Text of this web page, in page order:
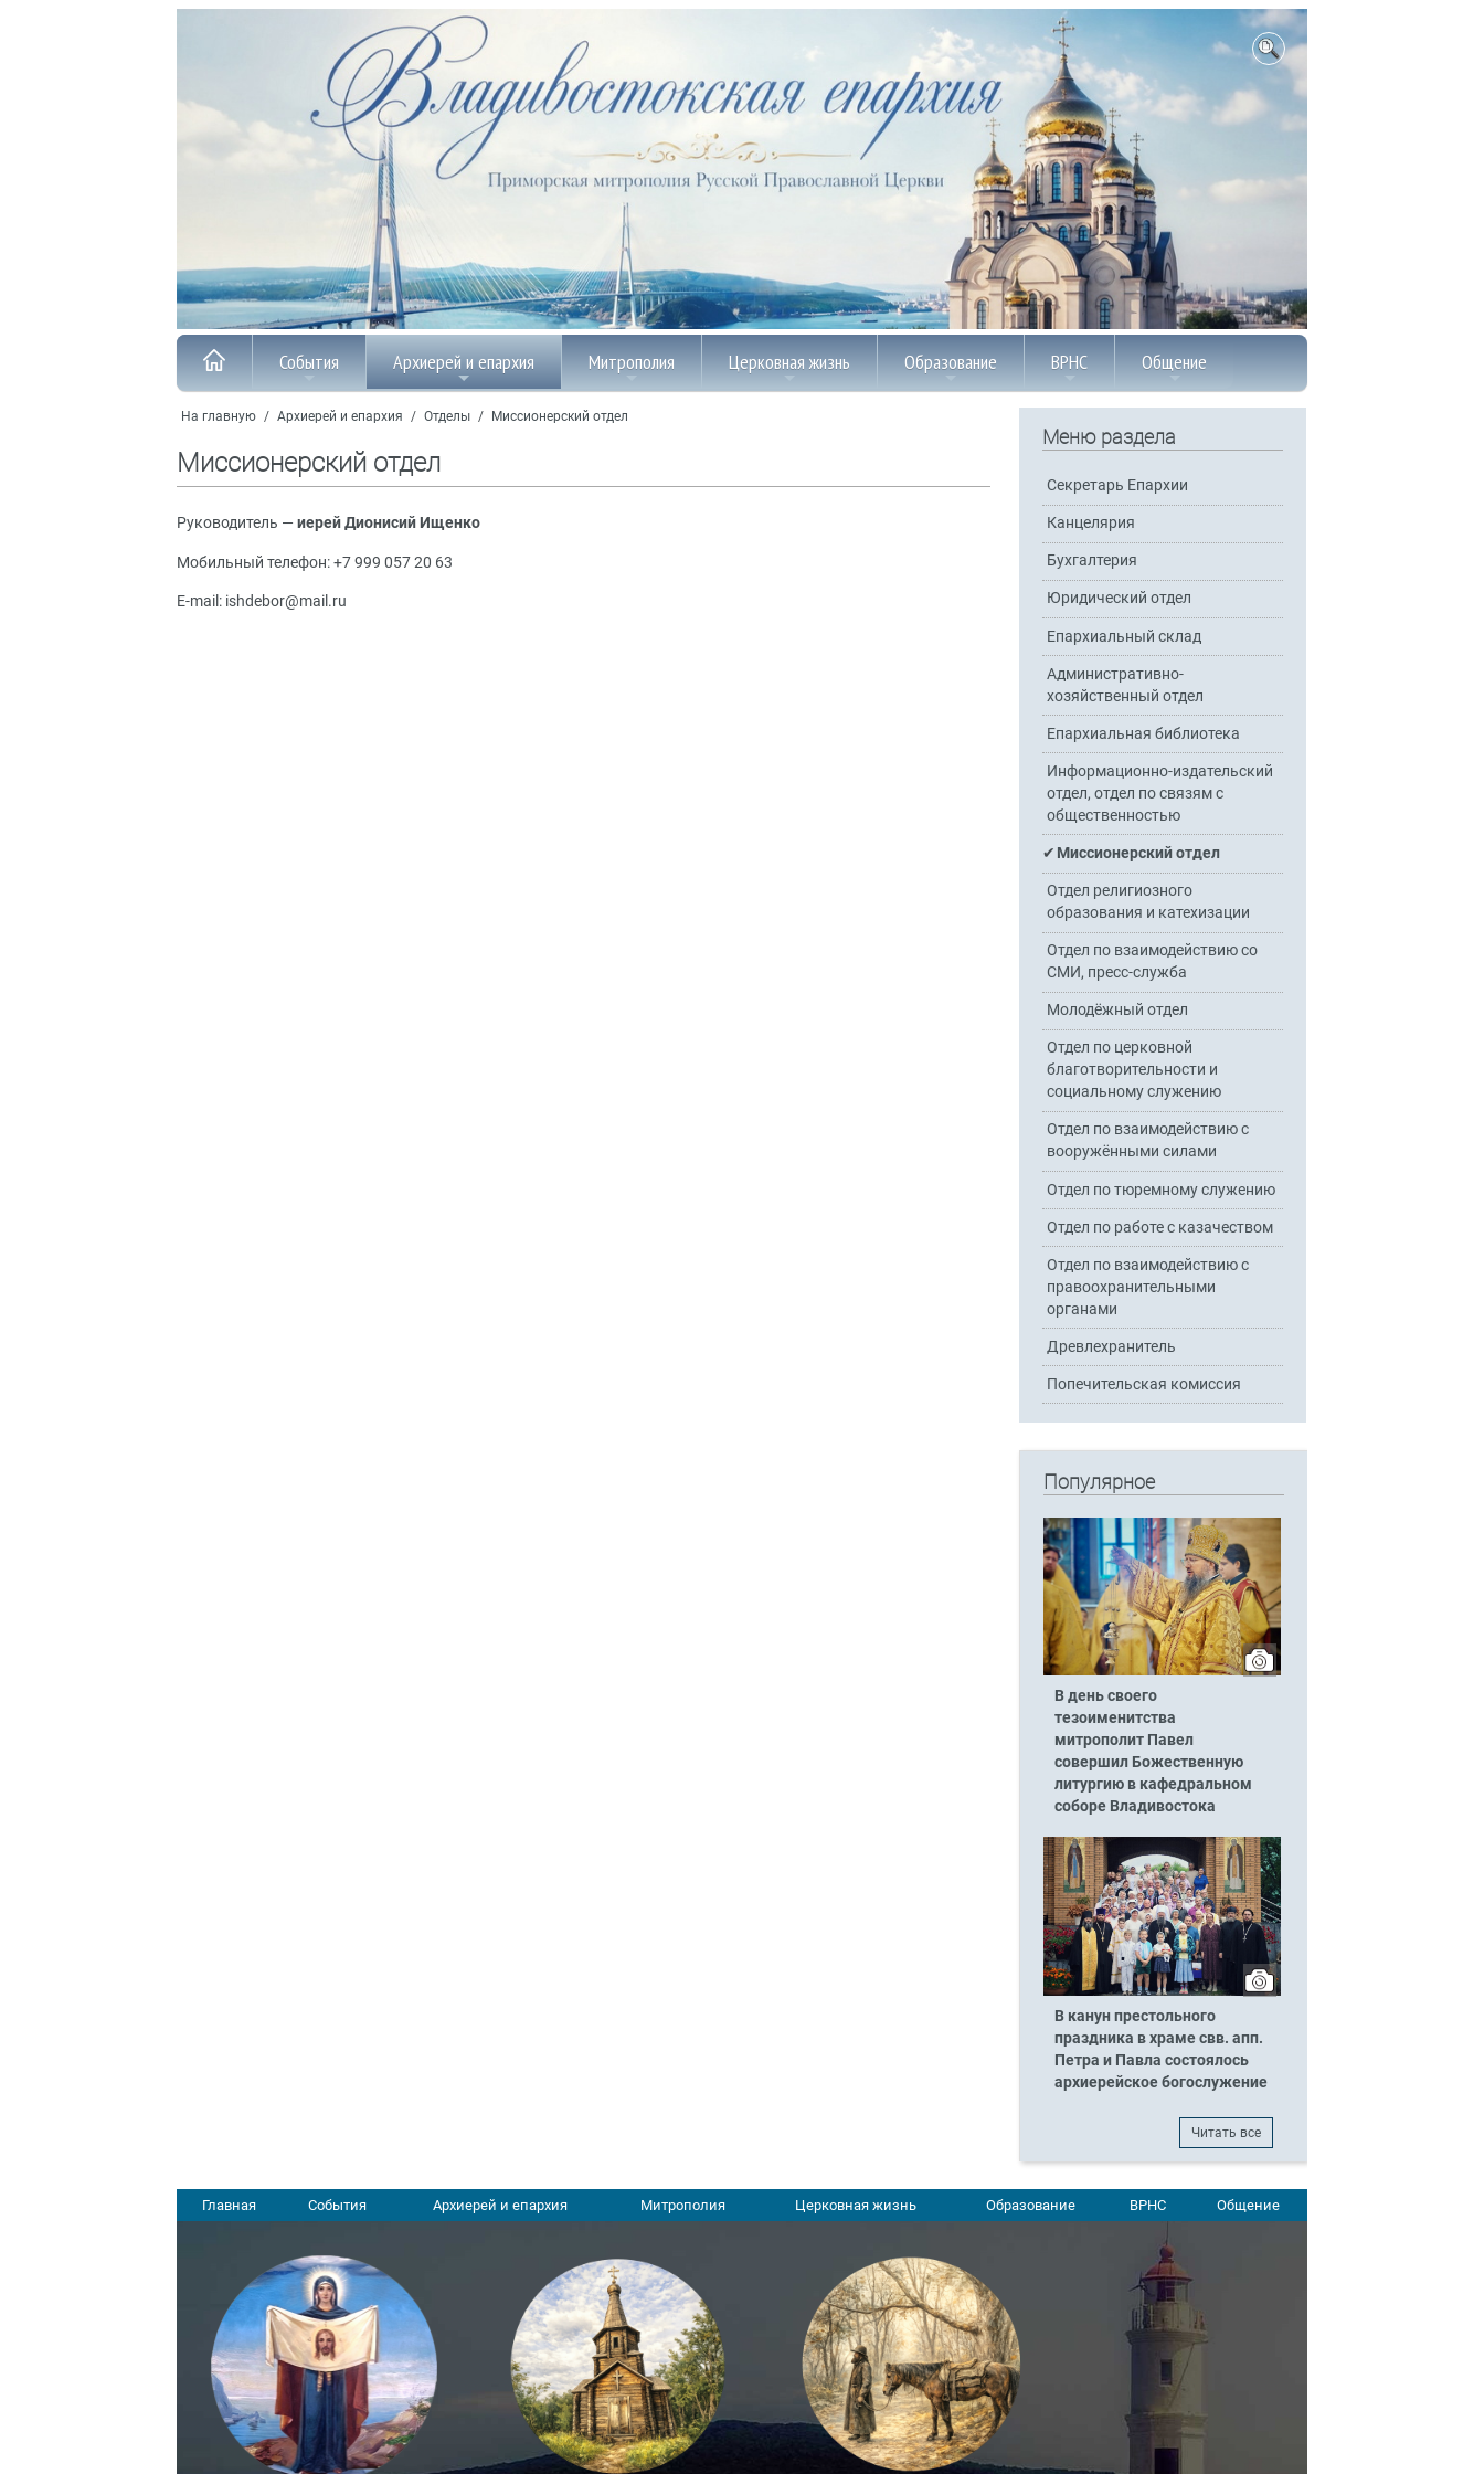
События Архиерей и епархия Митрополия Церковная жизнь Образование ВРНС Общение
На главную / Архиерей и епархия / Отделы / Миссионерский отдел
Миссионерский отдел
Руководитель — иерей Дионисий Ищенко
Мобильный телефон: +7 999 057 20 63
E-mail: ishdebor@mail.ru
Меню раздела
Секретарь Епархии
Канцелярия
Бухгалтерия
Юридический отдел
Епархиальный склад
Административно-
хозяйственный отдел
Епархиальная библиотека
Информационно-издательский
отдел, отдел по связям с
общественностью
Миссионерский отдел
Отдел религиозного
образования и катехизации
Отдел по взаимодействию со
СМИ, пресс-служба
Молодёжный отдел
Отдел по церковной
благотворительности и
социальному служению
Отдел по взаимодействию с
вооружёнными силами
Отдел по тюремному служению
Отдел по работе с казачеством
Отдел по взаимодействию с
правоохранительными
органами
Древлехранитель
Попечительская комиссия
Популярное
В день своего
тезоименитства
митрополит Павел
совершил Божественную
литургию в кафедральном
соборе Владивостока
В канун престольного
праздника в храме свв. апп.
Петра и Павла состоялось
архиерейское богослужение
Читать все
Главная События Архиерей и епархия Митрополия Церковная жизнь Образование ВРНС Общение